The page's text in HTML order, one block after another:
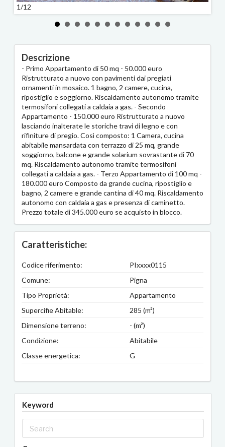
1/12
Descrizione
- Primo Appartamento di 50 mq - 50.000 euro
Ristrutturato a nuovo con pavimenti dai pregiati
ornamenti in mosaico. 1 bagno, 2 camere, cucina,
ripostiglio e soggiorno. Riscaldamento autonomo tramite
termosifoni collegati a caldaia a gas. - Secondo
Appartamento - 150.000 euro Ristrutturato a nuovo
lasciando inalterate le storiche travi di legno e con
rifiniture di pregio. Così composto: 1 Camera, cucina
abitabile mansardata con terrazzo di 25 mq, grande
soggiorno, balcone e grande solarium sovrastante di 70
mq. Riscaldamento autonomo tramite termosifoni
collegati a caldaia a gas. - Terzo Appartamento di 100 mq -
180.000 euro Composto da grande cucina, ripostiglio e
bagno, 2 camere e grande cantina di 40 mq. Riscaldamento
autonomo con caldaia a gas e presenza di caminetto.
Prezzo totale di 345.000 euro se acquisto in blocco.
Caratteristiche:
Codice riferimento:
PIxxxx0115
Comune:
Pigna
Tipo Proprietà:
Appartamento
Supercifie Abitable:
285 (m²)
Dimensione terreno:
- (m²)
Condizione:
Abitabile
Classe energetica:
G
Keyword